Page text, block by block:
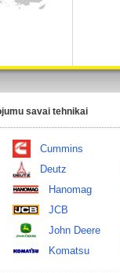
savai tehnikai
Cummins
Deutz
Hanomag
JCB
John Deere
Komatsu